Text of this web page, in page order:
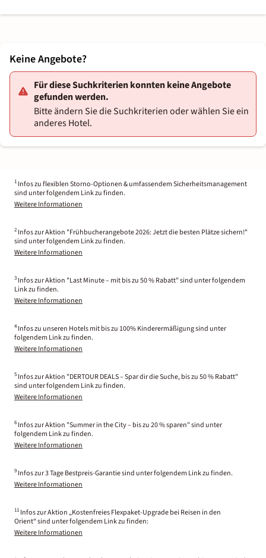
Keine Angebote?
Für diese Suchkriterien konnten keine Angebote
gefunden werden.
Bitte ändern Sie die Suchkriterien oder wählen Sie ein
anderes Hotel.
1 Infos zu flexiblen Storno-Optionen & umfassendem Sicherheitsmanagement
sind unter folgendem Link zu finden.
Weitere Informationen
2 Infos zur Aktion "Frühbucherangebote 2026: Jetzt die besten Plätze sichern!"
sind unter folgendem Link zu finden.
Weitere Informationen
3 Infos zur Aktion "Last Minute – mit bis zu 50 % Rabatt" sind unter folgendem
Link zu finden.
Weitere Informationen
4 Infos zu unseren Hotels mit bis zu 100% Kinderermäßigung sind unter
folgendem Link zu finden.
Weitere Informationen
5 Infos zur Aktion "DERTOUR DEALS – Spar dir die Suche, bis zu 50 % Rabatt"
sind unter folgendem Link zu finden.
Weitere Informationen
6 Infos zur Aktion "Summer in the City – bis zu 20 % sparen" sind unter
folgendem Link zu finden.
Weitere Informationen
9 Infos zur 3 Tage Bestpreis-Garantie sind unter folgendem Link zu finden.
Weitere Informationen
11 Infos zur Aktion „Kostenfreies Flexpaket-Upgrade bei Reisen in den
Orient“ sind unter folgendem Link zu finden:
Weitere Informationen